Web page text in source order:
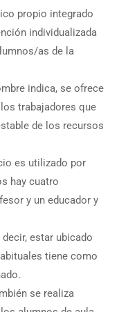
propio integrado
individualizada
as de la
indica, se ofrece
trabajadores que
de los recursos
es utilizado por
hay cuatro
y un educador y
estar ubicado
tiene como
se realiza